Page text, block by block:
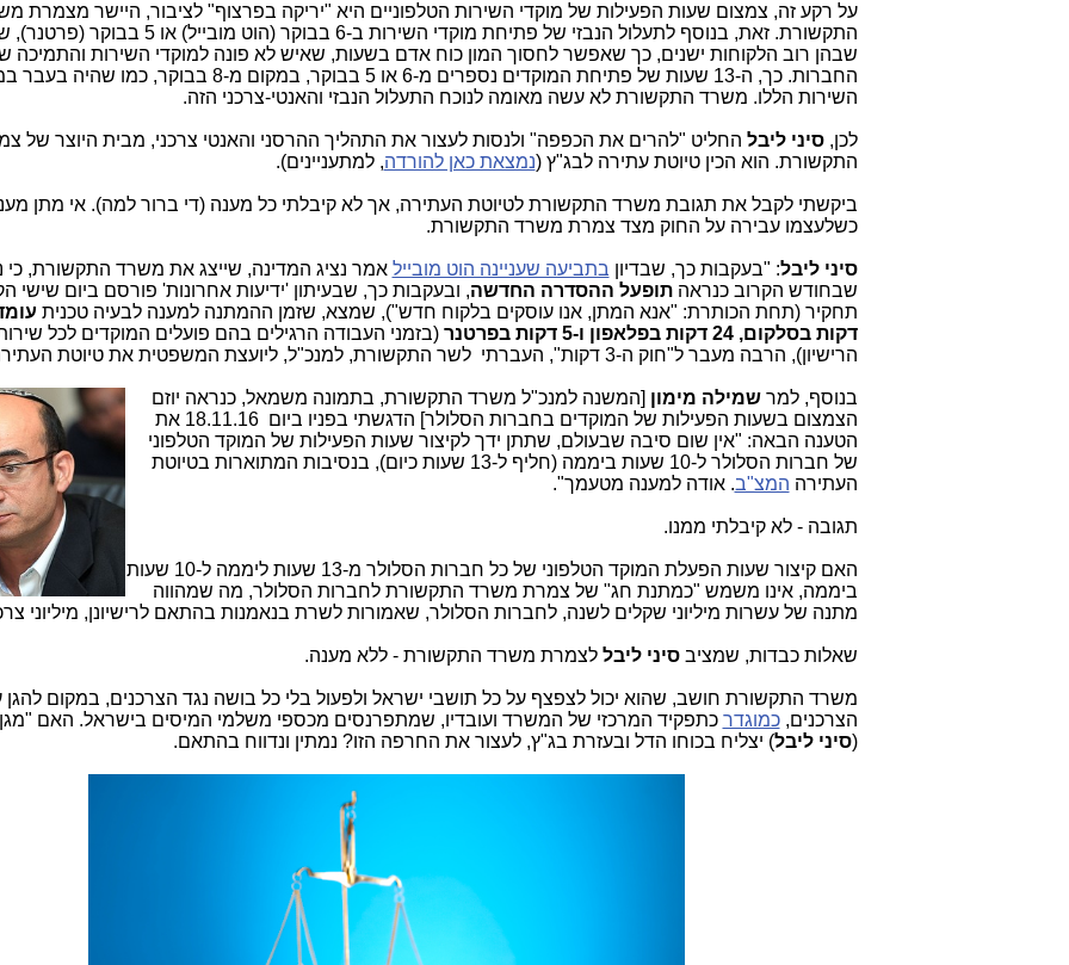
על רקע זה, צמצום שעות הפעילות של מוקדי השירות הטלפוניים היא "יריקה בפרצוף" לציבור, היישר מצמרת
התקשורת. זאת, בנוסף לתעלול הנבזי של פתיחת מוקדי השירות ב-6 בבוקר (הוט מובייל)
שבהן רוב הלקוחות ישנים, כך שאפשר לחסוך המון כוח אדם בשעות, שאיש לא פונה למוקדי השירות והתמיכה
החברות. כך, ה-13 שעות של פתיחת המוקדים נספרים מ-6 או 5 בבוקר, במקום מ-8 בבוקר, כמו
השירות הללו. משרד התקשורת לא עשה מאומה לנוכח התעלול הנבזי והאנטי-צרכני הזה.
לכן,סיני ליבל החליט "להרים את הכפפה" ולנסות לעצור את התהליך ההרסני והאנטי צרכני, מבית היוצר של
התקשורת. הוא הכין טיוטת עתירה לבג"ץ (נמצאת כאן להורדה, למתעניינים).
ביקשתי לקבל את תגובת משרד התקשורת לטיוטת העתירה, אך לא קיבלתי כל מענה (די ברור למה). אי מתן
כשלעצמו עבירה על החוק מצד צמרת משרד התקשורת.
סיני ליבל: "בעקבות כך, שבדיון בתביעה שעניינה הוט מובייל אמר נציג המדינה, שייצג את משרד התקשורת, כי
שבחודש הקרוב כנראהתופעל ההסדרה החדשה, ובעקבות כך, שבעיתון 'ידיעות אחרונות' פורסם ביום שישי
תחקיר (תחת הכותרת: "אנא המתן, אנו עוסקים בלקוח חדש"), שמצא, שזמן ההמתנה למענה לבעיה טכנית
דקות בסלקום, 24 דקות בפלאפון ו-5 דקות בפרטנר
(בזמני העבודה הרגילים בהם פועלים המוקדים לכל
הרישיון), הרבה מעבר ל"חוק ה-3 דקות", העברתי לשר התקשורת, למנכ"ל, ליועצת המשפטית את טיוטת העתירה שלי.
בנוסף, למרשמילה מימון [המשנה למנכ"ל משרד התקשורת, בתמונה משמאל, כנראה יוזם
הצמצום בשעות הפעילות של המוקדים בחברות הסלולר] הדגשתי בפניו ביום 18.11.16 את
הטענה הבאה: "אין שום סיבה שבעולם, שתתן ידך לקיצור שעות הפעילות של המוקד הטלפוני
של חברות הסלולר ל-10 שעות ביממה (חליף ל-13 שעות כיום), בנסיבות המתוארות בטיוטת
העתירה המצ"ב. אודה למענה מטעמך".
תגובה - לא קיבלתי ממנו.
האם קיצור שעות הפעלת המוקד הטלפוני של כל חברות הסלולר מ-13 שעות ליממה ל-10 שעות
ביממה, אינו משמש "כמתנת חג" של צמרת משרד התקשורת לחברות הסלולר, מה שמהווה
מתנה של עשרות מיליוני שקלים לשנה, לחברות הסלולר, שאמורות לשרת בנאמנות בהתאם לרישיונן, מיליוני
שאלות כבדות, שמציבסיני ליבל לצמרת משרד התקשורת - ללא מענה.
משרד התקשורת חושב, שהוא יכול לצפצף על כל תושבי ישראל ולפעול בלי כל בושה נגד הצרכנים, במקום להגן
הצרכנים,כמוגדר כתפקיד המרכזי של המשרד ועובדיו, שמתפרנסים מכספי משלמי המיסים בישראל. האם
(סיני ליבל) יצליח בכוחו הדל ובעזרת בג"ץ, לעצור את החרפה הזו? נמתין ונדווח בהתאם.